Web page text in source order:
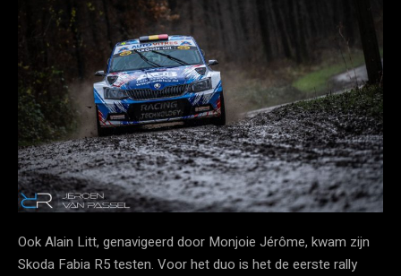
Ook Alain Litt, genavigeerd door Monjoie Jérôme, kwam zijn
Skoda Fabia R5 testen. Voor het duo is het de eerste rally